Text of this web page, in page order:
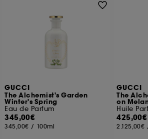
GUCCI
The Alchemist's Garden
Winter's Spring
Eau de Parfum
345,00€
345,00€ / 100ml
GUCCI
The
on
Huile
425,00€
2.125,00€